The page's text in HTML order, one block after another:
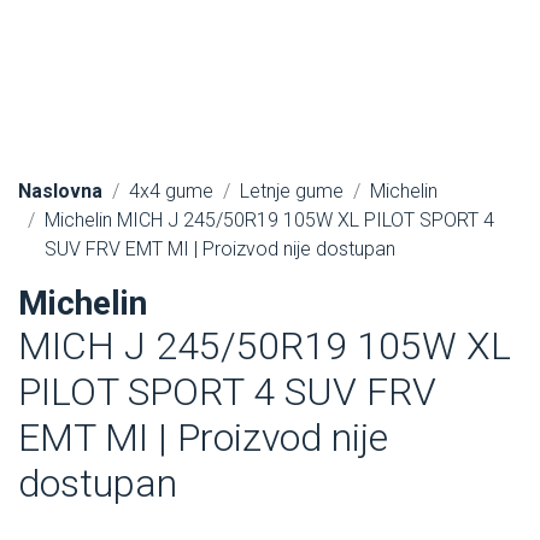
Naslovna 4x4 gume Letnje gume
Michelin
Michelin MICH J 245/50R19 105W XL PILOT SPORT 4
SUV FRV EMT MI | Proizvod nije dostupan
Michelin
MICH J 245/50R19 105W XL
PILOT SPORT 4 SUV FRV
EMT MI | Proizvod nije
dostupan